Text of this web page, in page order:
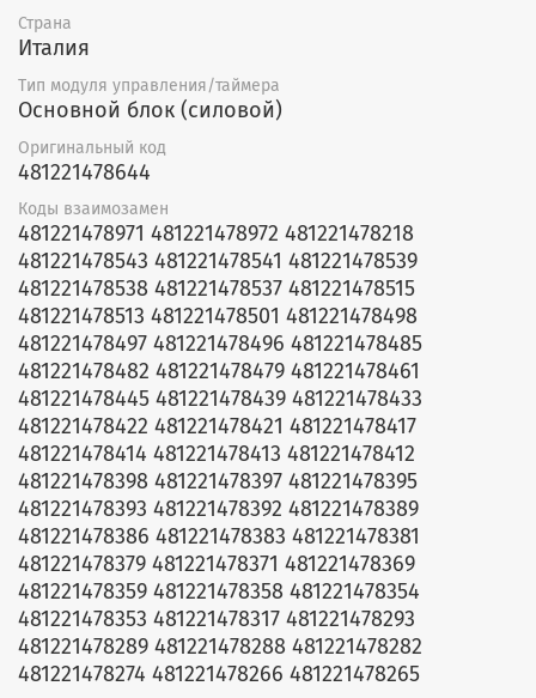
Страна
Италия
Тип модуля управления/таймера
Основной блок (силовой)
Оригинальный код
481221478644
Коды взаимозамен
481221478971 481221478972 481221478218
481221478543 481221478541 481221478539
481221478538 481221478537 481221478515
481221478513 481221478501 481221478498
481221478497 481221478496 481221478485
481221478482 481221478479 481221478461
481221478445 481221478439 481221478433
481221478422 481221478421 481221478417
481221478414 481221478413 481221478412
481221478398 481221478397 481221478395
481221478393 481221478392 481221478389
481221478386 481221478383 481221478381
481221478379 481221478371 481221478369
481221478359 481221478358 481221478354
481221478353 481221478317 481221478293
481221478289 481221478288 481221478282
481221478274 481221478266 481221478265